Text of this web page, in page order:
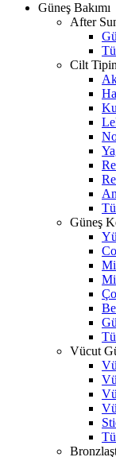
Güneş Bakımı
After
Cilt
Güneş
Vücut